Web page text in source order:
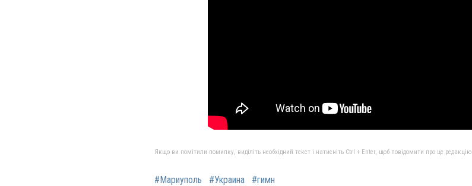
Якщо ви помітили помилку, виділіть необхідний текст і натисніть Ctrl + Enter, щоб повідомити про це редакцію
#Мариуполь #Украина #гимн